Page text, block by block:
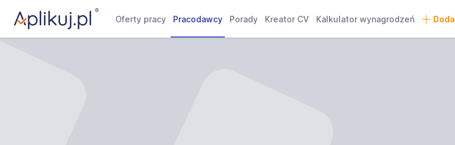
Oferty pracy Pracodawcy Porady Kreator CV Kalkulator wynagrodzeń